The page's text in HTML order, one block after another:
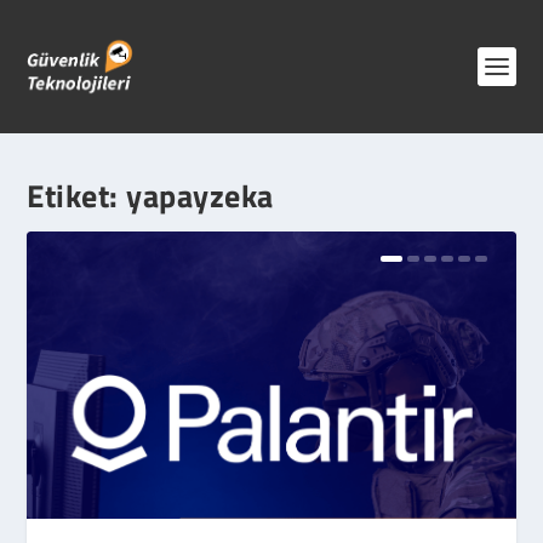
Etiket:yapayzeka